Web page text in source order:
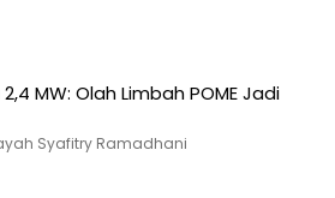
MW: Olah Limbah POME Jadi
Syafitry Ramadhani